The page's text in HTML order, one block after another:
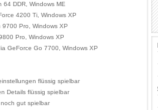
DDR, Windows ME
4200 Ti, Windows XP
9700 Pro, Windows XP
Pro, Windows XP
GeForce Go 7700, Windows XP
flüssig spielbar
Details flüssig spielbar
gut spielbar